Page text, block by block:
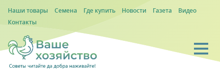
Наши товары Семена Где купить Новости Газета
Видео
Контакты